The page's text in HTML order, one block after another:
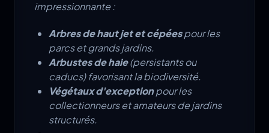
impressionnante :
Arbres de haut jet et cépéespour les
parcs et grands jardins.
Arbustes de haie(persistants ou
caducs) favorisant la biodiversité.
Végétaux d'exceptionpour les
collectionneurs et amateurs de jardins
structurés.